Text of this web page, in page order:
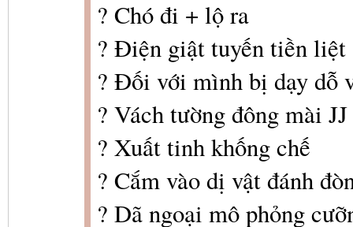
? Chó đi + lộ ra
? Điện giật tuyến tiền liệt
? Đối với mình bị dạy dỗ
? Vách tường đông mài JJ
? Xuất tinh khống chế
? Cắm vào dị vật đánh
? Dã ngoại mô phỏng